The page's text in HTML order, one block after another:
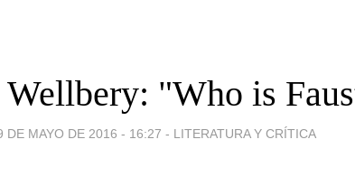
"Who is
DE MAYO DE 2016 - 16:27 - LITERATURA Y CRÍTICA